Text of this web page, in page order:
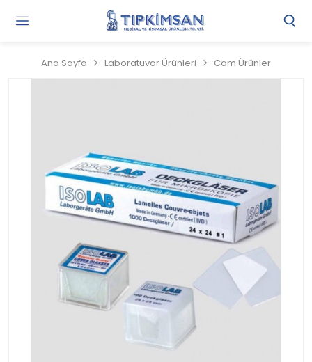
Ana Sayfa Laboratuvar Ürünleri Cam Ürünler